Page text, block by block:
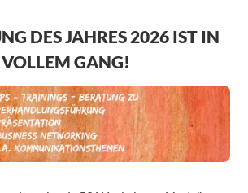
DES JAHRES 2026 IST IN
VOLLEM GANG!